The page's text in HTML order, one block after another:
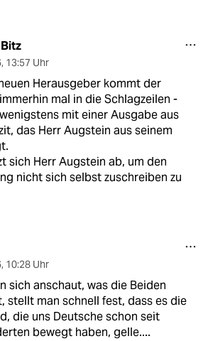
, 13:57 Uhr
Herausgeber kommt der
mal in die Schlagzeilen -
mit einer Ausgabe aus
das Herr Augstein aus seinem
sich Herr Augstein ab, um den
nicht sich selbst zuschreiben zu
, 10:28 Uhr
sich anschaut, was die Beiden
stellt man schnell fest, dass es die
die uns Deutsche schon seit
bewegt haben, gelle....